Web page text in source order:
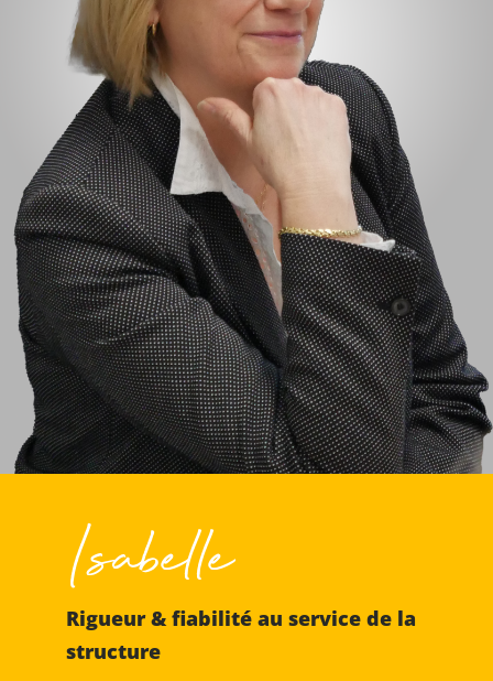
Isabelle
Rigueur & fiabilité au service de la
structure